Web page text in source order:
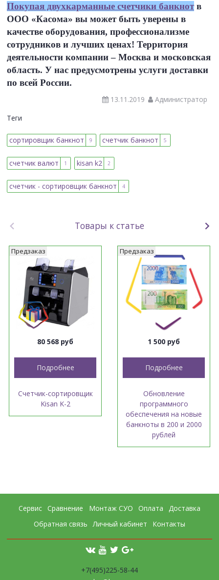
Покупая двухкарманные счетчики банкнот в
ООО «Касома» вы может быть уверены в
качестве оборудования, профессионализме
сотрудников и лучших ценах! Территория
деятельности компании – Москва и московская
область. У нас предусмотрены услуги доставки
по всей России.
13.11.2019 Администратор
Теги
сортировщик банкнот 9 счетчик банкнот 5
счетчик валют 1 kisan k2 2
счетчик - сортировщик банкнот 4
Товары к статье
Предзаказ
80 568 руб
Подробнее
Счетчик-сортировщик
Kisan K-2
Предзаказ
1 500 руб
Подробнее
Обновление
программного
обеспечения на новые
банкноты в 200 и 2000
рублей
Сервис Сравнение Монтаж СУО Оплата
Доставка
Обратная связь
Личный кабинет Контакты
+7(495)225-58-44